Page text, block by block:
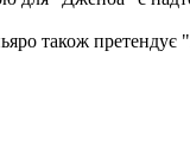
також претендує